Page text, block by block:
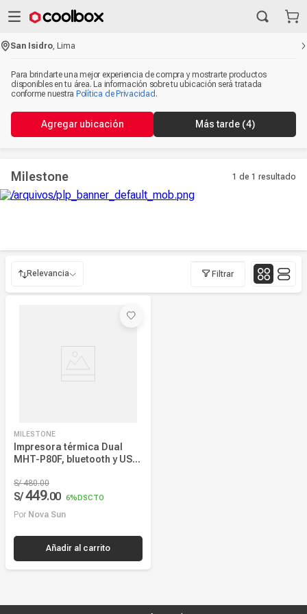
San Isidro ,Lima
Para brindarte una mejor experiencia de compra y mostrarte productos
disponibles en tu área. La información sobre tu ubicación será tratada
conforme nuestra Política de Privacidad .
Agregar ubicación Más tarde (4)
Milestone 1 de 1 resultado
Relevancia
Mayor Descuento
Nombre, creciente
Nombre, decreciente
Filtrar
MILESTONE
Impresora térmica Dual
MHT-P80F, bluetooth y USB,
S/ 480.00
S/449.00 6% DSCTO
Por Nova Sun
Añadir al carrito